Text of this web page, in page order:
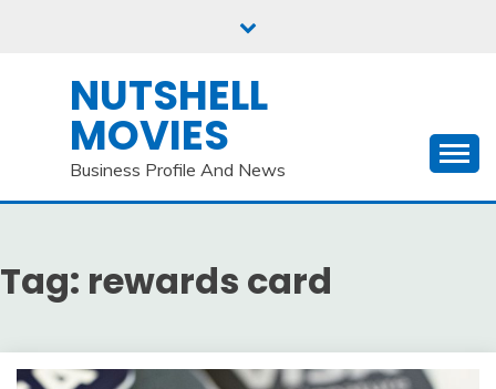
NUTSHELL
MOVIES
Business Profile And News
Tag: rewards card